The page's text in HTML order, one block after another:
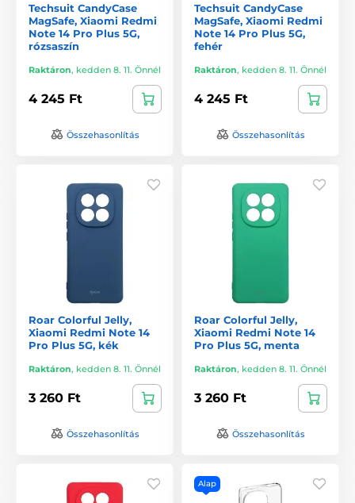
Techsuit CandyCase
MagSafe, Xiaomi Redmi
Note 14 Pro Plus 5G,
rózsaszín
Raktáron, kedden 8. 11. Önnél
4 245 Ft
Összehasonlítás
Techsuit CandyCase
MagSafe, Xiaomi Redmi
Note 14 Pro Plus 5G,
fehér
Raktáron, kedden 8. 11. Önnél
4 245 Ft
Összehasonlítás
Roar Colorful Jelly,
Xiaomi Redmi Note 14
Pro Plus 5G, kék
Raktáron, kedden 8. 11. Önnél
3 260 Ft
Összehasonlítás
Roar Colorful Jelly,
Xiaomi Redmi Note 14
Pro Plus 5G, menta
Raktáron, kedden 8. 11. Önnél
3 260 Ft
Összehasonlítás
Alap